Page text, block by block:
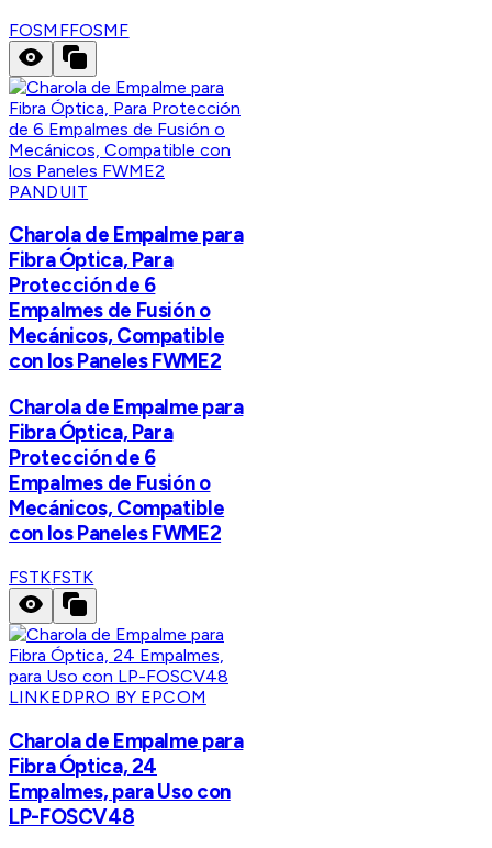
FOSMFFOSMF
PANDUIT
Charola de Empalme para
Fibra Óptica, Para
Protección de 6
Empalmes de Fusión o
Mecánicos, Compatible
con los Paneles FWME2
Charola de Empalme para
Fibra Óptica, Para
Protección de 6
Empalmes de Fusión o
Mecánicos, Compatible
con los Paneles FWME2
FSTKFSTK
LINKEDPRO BY EPCOM
Charola de Empalme para
Fibra Óptica, 24
Empalmes, para Uso con
LP-FOSCV48